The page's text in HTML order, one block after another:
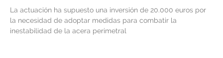
La actuación ha supuesto una inversión de 20.000 euros por
la necesidad de adoptar medidas para combatir la
inestabilidad de la acera perimetral